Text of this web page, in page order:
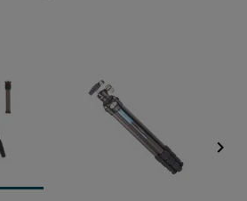
